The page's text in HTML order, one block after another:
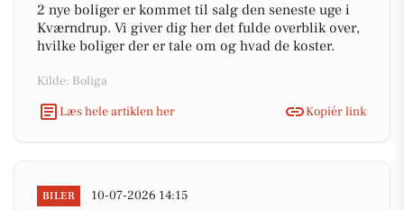
2 nye boliger er kommet til salg den seneste uge i
Kværndrup. Vi giver dig her det fulde overblik over,
hvilke boliger der er tale om og hvad de koster.
Kilde: Boliga
Læs hele artiklen her
Kopiér link
BILER 10-07-2026 14:15